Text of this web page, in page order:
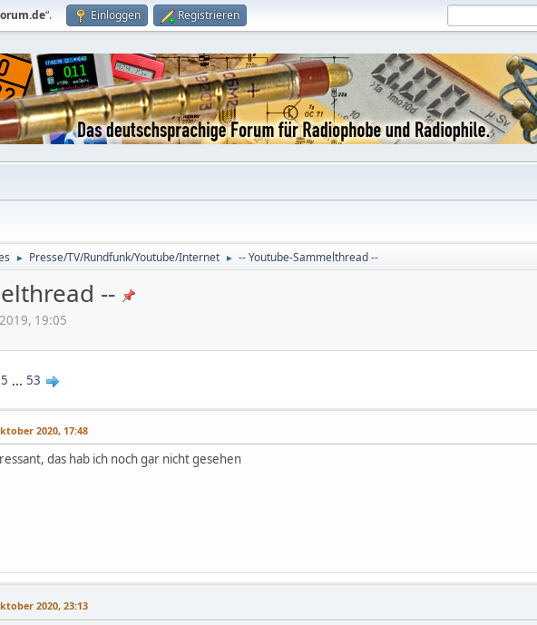
“. Einloggen Registrieren
► Presse/TV/Rundfunk/Youtube/Internet ► -- Youtube-Sammelthread --
--
19:05
5 ... 53
2020, 17:48
das hab ich noch gar nicht gesehen
2020, 23:13